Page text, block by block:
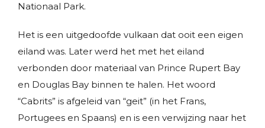
Nationaal Park.
Het is een uitgedoofde vulkaan dat ooit een eigen
eiland was. Later werd het met het eiland
verbonden door materiaal van Prince Rupert Bay
en Douglas Bay binnen te halen. Het woord
“Cabrits” is afgeleid van “geit” (in het Frans,
Portugees en Spaans) en is een verwijzing naar het